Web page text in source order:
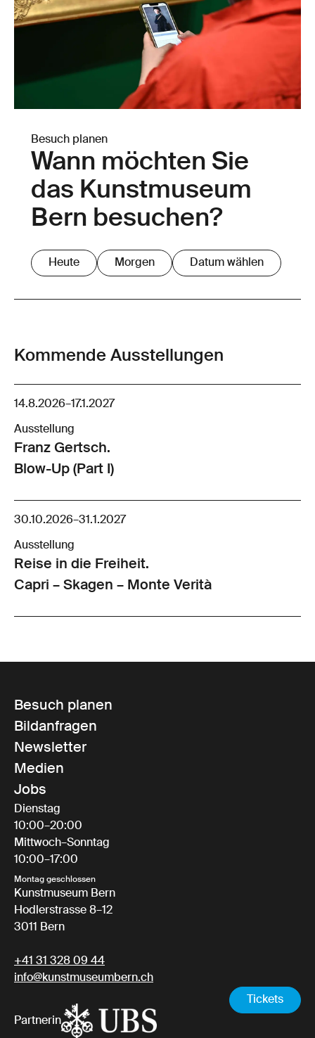
Besuch planen
Wann möchten Sie
das Kunstmuseum
Bern besuchen?
Heute Morgen Datum wählen
Kommende Ausstellungen
14.8.2026–17.1.2027
Ausstellung
Franz Gertsch.
Blow-Up (Part I)
30.10.2026–31.1.2027
Ausstellung
Reise in die Freiheit.
Capri – Skagen – Monte Verità
Tickets
Besuch planen
Bildanfragen
Newsletter
Medien
Jobs
Dienstag
10:00–20:00
Mittwoch–Sonntag
10:00–17:00
Montag geschlossen
Kunstmuseum Bern
Hodlerstrasse 8–12
3011 Bern
+41 31 328 09 44
info@kunstmuseumbern.ch
Partnerin